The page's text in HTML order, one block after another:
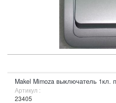
Makel Mimoza выключатель 1кл.
Артикул :
23405